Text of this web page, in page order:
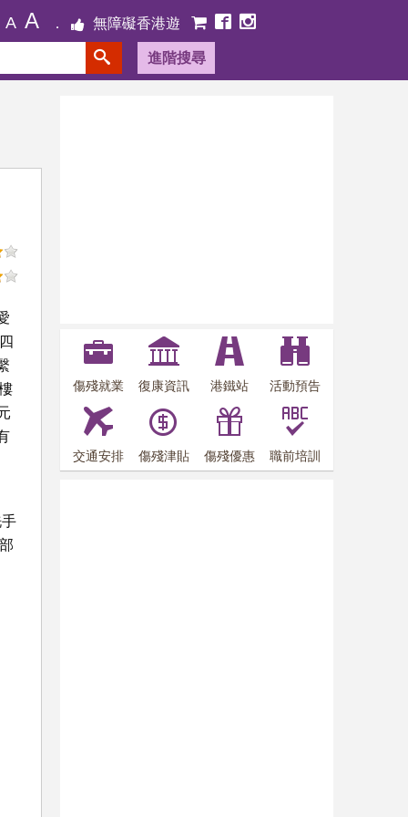
A A 無障礙香港遊
進階搜尋
傷殘就業 復康資訊 港鐵站 活動預告
交通安排 傷殘津貼 傷殘優惠 職前培訓